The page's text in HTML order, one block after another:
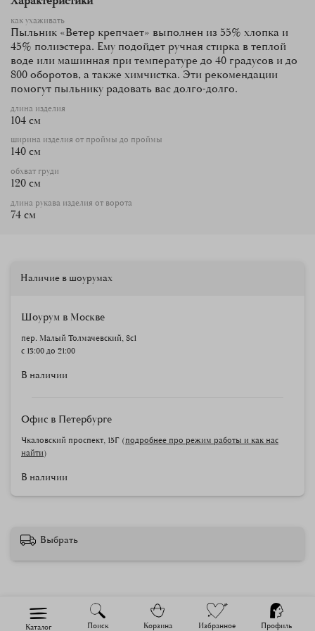
как ухаживать
Пыльник «Ветер крепчает» выполнен из 55% хлопка и
45% полиэстера. Ему подойдет ручная стирка в теплой
воде или машинная при температуре до 40 градусов и до
800 оборотов, а также химчистка. Эти рекомендации
помогут пыльнику радовать вас долго-долго.
длина изделия
104 см
ширина изделия от проймы до проймы
140 см
обхват груди
120 см
длина рукава изделия от ворота
74 см
Наличие в шоурумах
Шоурум в Москве
пер. Малый Толмачевский, 8с1
с 13:00 до 21:00
В наличии
Офис в Петербурге
Чкаловский проспект, 15Г (подробнее про режим работы и как нас
найти)
В наличии
Выбрать
Каталог Поиск Корзина Избранное Профиль